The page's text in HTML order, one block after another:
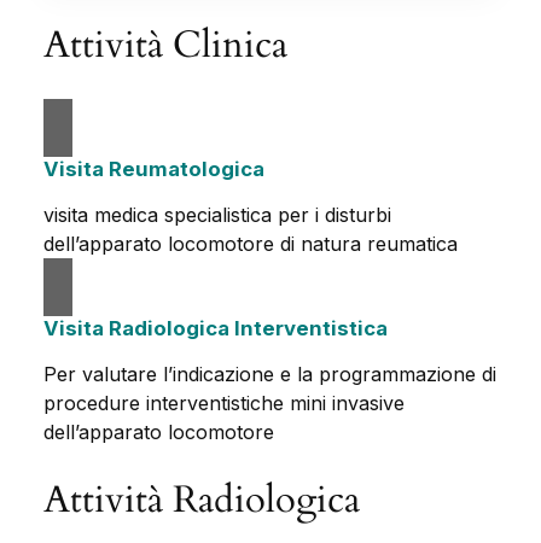
Attività Clinica
Visita Reumatologica
visita medica specialistica per i disturbi
dell’apparato locomotore di natura reumatica
Visita Radiologica Interventistica
Per valutare l’indicazione e la programmazione di
procedure interventistiche mini invasive
dell’apparato locomotore
Attività Radiologica